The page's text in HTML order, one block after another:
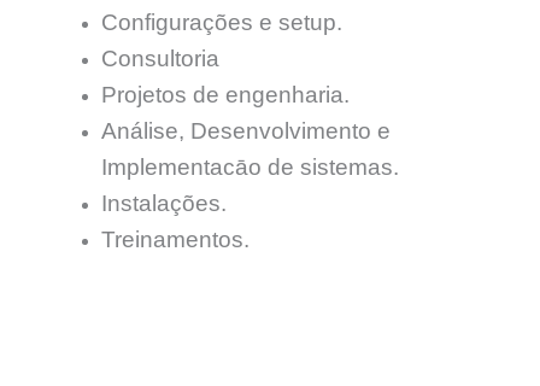
Configurações e setup.
Consultoria
Projetos de engenharia.
Análise, Desenvolvimento e
Implementacāo de sistemas.
Instalações.
Treinamentos.